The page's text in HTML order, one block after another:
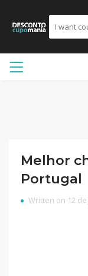
Melhor
Portugal
Written on 12